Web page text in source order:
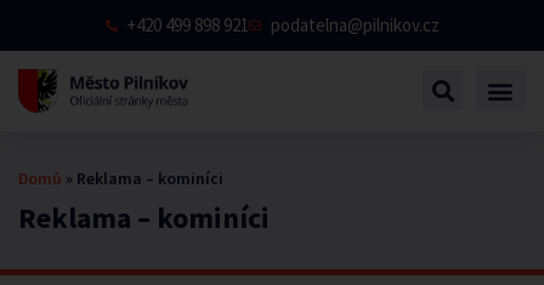
+420 499 898 921 podatelna@pilnikov.cz
Reklama – kominíci
Domů » Reklama – kominíci